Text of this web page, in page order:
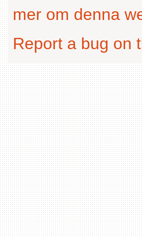
mer om denna
Report a bug on